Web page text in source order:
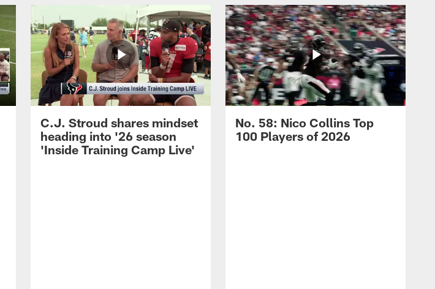
C.J. Stroud shares mindset
heading into '26 season
'Inside Training Camp Live'
No. 58: Nico Collins Top
100 Players of 2026